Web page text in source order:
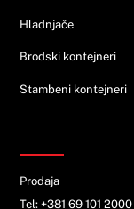
Hladnjače
Brodski kontejneri
Stambeni kontejneri
Prodaja
Tel: +381 69 101 2000